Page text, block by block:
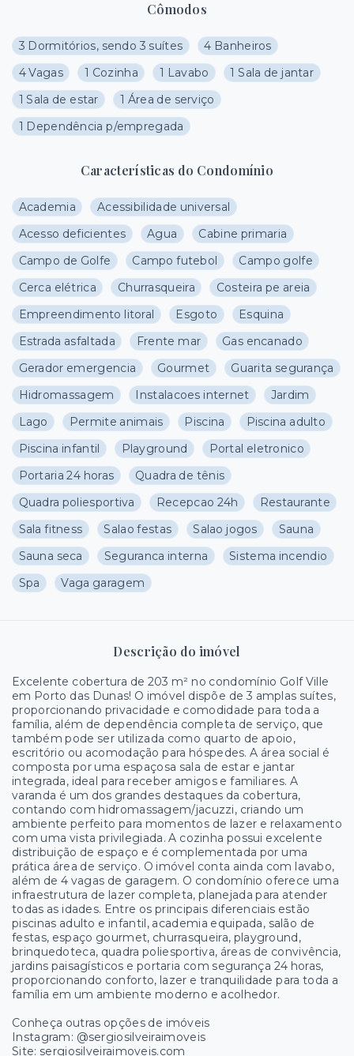
Cômodos
3 Dormitórios, sendo 3 suítes
4 Banheiros
4 Vagas
1 Cozinha 1 Lavabo
1 Sala de jantar
1 Sala de estar
1 Área de serviço
1 Dependência p/empregada
Características do Condomínio
Academia
Acessibilidade universal
Acesso deficientes
Agua
Cabine primaria
Campo de Golfe
Campo futebol
Campo golfe
Cerca elétrica
Churrasqueira
Costeira pe areia
Empreendimento litoral
Esgoto
Esquina
Estrada asfaltada
Frente mar
Gas encanado
Gerador emergencia
Gourmet
Guarita segurança
Hidromassagem
Instalacoes internet
Jardim
Lago
Permite animais Piscina
Piscina adulto
Piscina infantil
Playground
Portal eletronico
Portaria 24 horas
Quadra de tênis
Quadra poliesportiva
Recepcao 24h
Restaurante
Sala fitness
Salao festas Salao jogos
Sauna
Sauna seca
Seguranca interna
Sistema incendio
Spa
Vaga garagem
Descrição do imóvel
Excelente cobertura de 203 m² no condomínio Golf Ville
em Porto das Dunas! O imóvel dispõe de 3 amplas suítes,
proporcionando privacidade e comodidade para toda a
família, além de dependência completa de serviço, que
também pode ser utilizada como quarto de apoio,
escritório ou acomodação para hóspedes. A área social é
composta por uma espaçosa sala de estar e jantar
integrada, ideal para receber amigos e familiares. A
varanda é um dos grandes destaques da cobertura,
contando com hidromassagem/jacuzzi, criando um
ambiente perfeito para momentos de lazer e relaxamento
com uma vista privilegiada. A cozinha possui excelente
distribuição de espaço e é complementada por uma
prática área de serviço. O imóvel conta ainda com lavabo,
além de 4 vagas de garagem. O condomínio oferece uma
infraestrutura de lazer completa, planejada para atender
todas as idades. Entre os principais diferenciais estão
piscinas adulto e infantil, academia equipada, salão de
festas, espaço gourmet, churrasqueira, playground,
brinquedoteca, quadra poliesportiva, áreas de convivência,
jardins paisagísticos e portaria com segurança 24 horas,
proporcionando conforto, lazer e tranquilidade para toda a
família em um ambiente moderno e acolhedor.
Conheça outras opções de imóveis
Instagram: @sergiosilveiraimoveis
Site: sergiosilveiraimoveis.com